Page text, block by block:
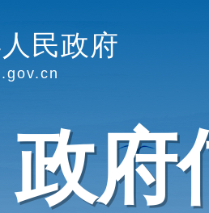
民政府
政府